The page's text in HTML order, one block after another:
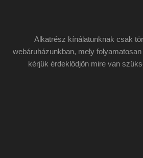
Alkatrész kínálatunknak csak
webáruházunkban, mely
kérjük érdeklődjön mire van